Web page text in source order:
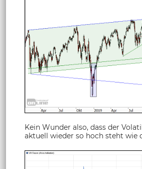
Kein Wunder also, dass der
aktuell wieder so hoch steht wie